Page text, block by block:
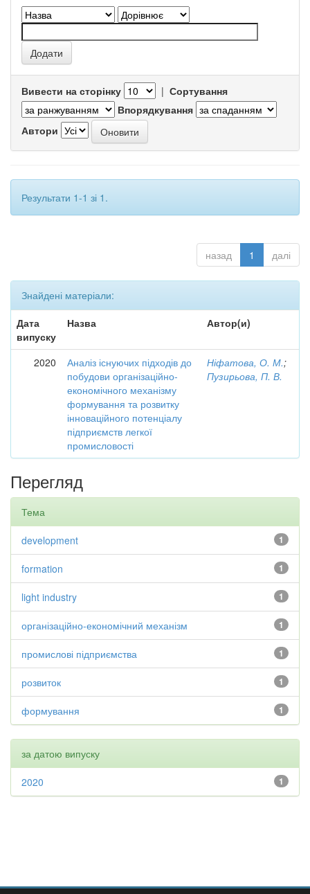
Вивести на сторінку | Сортування
Впорядкування
Автори
Результати 1-1 зі 1.
назад 1 далі
Знайдені матеріали:
Дата
випуску
Назва Автор(и)
2020
Аналіз існуючих підходів до
побудови організаційно-
економічного механізму
формування та розвитку
інноваційного потенціалу
підприємств легкої
промисловості
Ніфатова, О. М.;
Пузирьова, П. В.
Перегляд
Тема
1
development
1
formation
1
light industry
1
організаційно-економічний механізм
1
промислові підприємства
1
розвиток
1
формування
за датою випуску
1
2020